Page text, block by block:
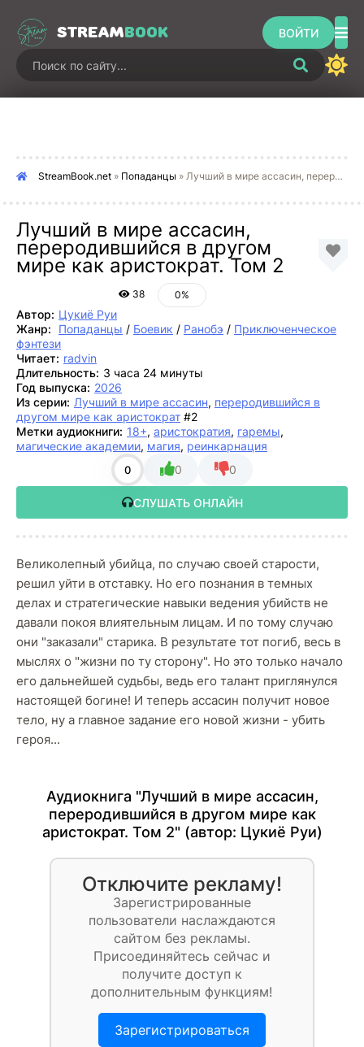
STREAMBOOK ВОЙТИ
StreamBook.net » Попаданцы » Лучший в мире ассасин, переродившийся в другом мире как аристократ. Том 2
Лучший в мире ассасин,
переродившийся в другом
мире как аристократ. Том 2
38 0%
Автор: Цукиё Руи
Жанр:
Попаданцы / Боевик / Ранобэ / Приключенческое
фэнтези
Читает: radvin
Длительность: 3 часа 24 минуты
Год выпуска: 2026
Из серии: Лучший в мире ассасин, переродившийся в
другом мире как аристократ #2
Метки аудиокниги: 18+, аристократия, гаремы,
магические академии, магия, реинкарнация
0 0 0
СЛУШАТЬ ОНЛАЙН
Великолепный убийца, по случаю своей старости,
решил уйти в отставку. Но его познания в темных
делах и стратегические навыки ведения убийств не
давали покоя влиятельным лицам. И по тому случаю
они "заказали" старика. В результате тот погиб, весь в
мыслях о "жизни по ту сторону". Но это только начало
его дальнейшей судьбы, ведь его талант приглянулся
настоящей богине! И теперь ассасин получит новое
тело, ну а главное задание его новой жизни - убить
героя...
Аудиокнига "Лучший в мире ассасин,
переродившийся в другом мире как
аристократ. Том 2" (автор: Цукиё Руи)
Отключите рекламу!
Зарегистрированные
пользователи наслаждаются
сайтом без рекламы.
Присоединяйтесь сейчас и
получите доступ к
дополнительным функциям!
Зарегистрироваться